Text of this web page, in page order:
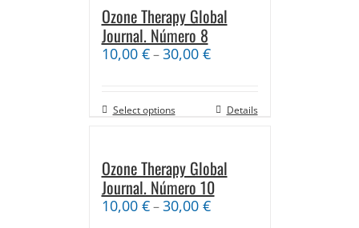
Ozone Therapy Global
Journal. Número 8
10,00 €–30,00 €
Select options Details
Ozone Therapy Global
Journal. Número 10
10,00 €–30,00 €